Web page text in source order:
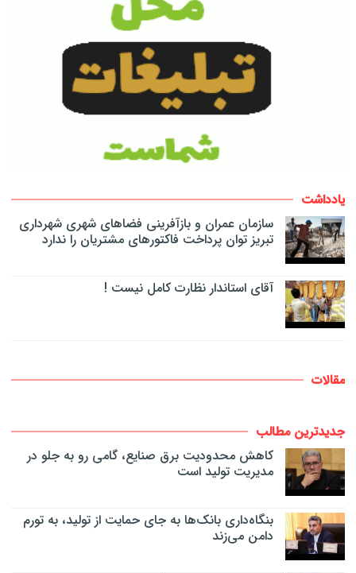
یادداشت
سازمان عمران و بازآفرینی فضاهای شهری شهرداری
تبریز توان پرداخت فاکتورهای مشتریان را ندارد
آقای استاندار نظارت کامل نیست !
مقالات
جدیدترین مطالب
کاهش محدودیت برق صنایع، گامی رو به جلو در
مدیریت تولید است
بنگاه‌داری بانک‌ها به جای حمایت از تولید، به تورم
دامن می‌زند